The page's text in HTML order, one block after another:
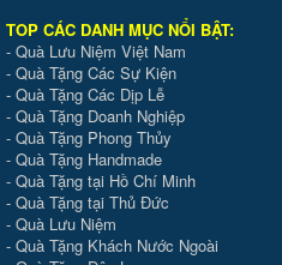
TOP CÁC DANH MỤC NỔI BẬT:
- Quà Lưu Niệm Việt Nam
- Quà Tặng Các Sự Kiện
- Quà Tặng Các Dịp Lễ
- Quà Tặng Doanh Nghiệp
- Quà Tặng Phong Thủy
- Quà Tặng Handmade
- Quà Tặng tại Hồ Chí Minh
- Quà Tặng tại Thủ Đức
- Quà Lưu Niệm
- Quà Tặng Khách Nước Ngoài